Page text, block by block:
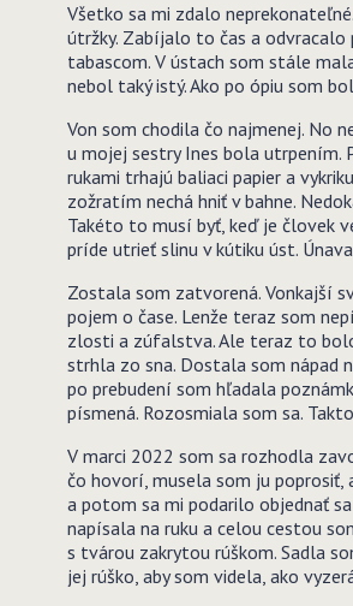
Všetko sa mi zdalo
útržky. Zabíjalo to čas a odvracalo
tabascom. V ústach som stále
nebol taký istý. Ako po ópiu som
Von som chodila čo najmenej. No
u mojej sestry Ines bola utrpením.
rukami trhajú baliaci papier a
zožratím nechá hniť v bahne.
Takéto to musí byť, keď je človek
príde utrieť slinu v kútiku úst.
Zostala som zatvorená. Vonkajší
pojem o čase. Lenže teraz som
zlosti a zúfalstva. Ale teraz to
strhla zo sna. Dostala som nápad
po prebudení som hľadala
písmená. Rozosmiala som sa.
V marci 2022 som sa rozhodla
čo hovorí, musela som ju poprosiť,
a potom sa mi podarilo objednať
napísala na ruku a celou cestou
s tvárou zakrytou rúškom. Sadla
jej rúško, aby som videla, ako